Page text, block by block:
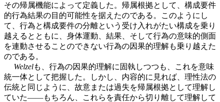
その帰属機能によって定義した。帰属根拠として、構成要件
的行為結果の目的可能性を据えたのである。このようにし
て、行為と構成要件の分離という受け入れがたい構成を乗り
越えるとともに、身体運動、結果、そして行為の意味的側面
を連動させることのできない行為の因果的理解も乗り越えた
のである。
Welzelも、行為の因果的理解に固執しつつも、これを意味
統一体として把握した。しかし、内容的に見れば、理性法の
伝統と同じように、故意または過失を帰属根拠として理解し
ていた——もちろん、これらを責任から切り離して理解して